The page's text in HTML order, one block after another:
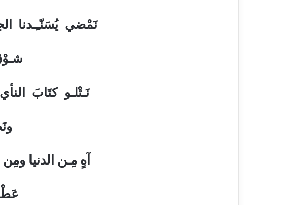
نَمْضي يُسَنّـِـدنا
شـوْقٌ تَبعْـثـرَ
نَـتْلـو كتَابَ
ونَظـلُّ نرْحلُ
آهٍ مِـن الدنيا
عَطْـشَـى تُخاصمُ